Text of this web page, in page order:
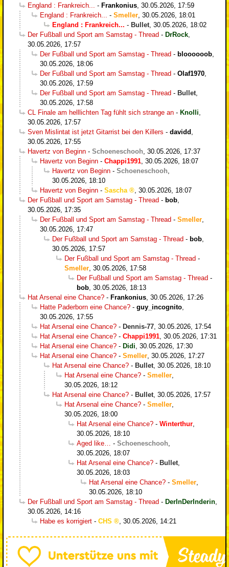
England : Frankreich...
- Frankonius 30.05.2026, 17:59
England : Frankreich...
- Smeller 30.05.2026, 18:01
England : Frankreich... - Bullet 30.05.2026, 18:02
Der Fußball und Sport am Samstag - Thread - DrRock
30.05.2026, 17:57
Der Fußball und Sport am Samstag - Thread - bloooooob
30.05.2026, 18:06
Der Fußball und Sport am Samstag - Thread - Olaf1970
30.05.2026, 17:59
Der Fußball und Sport am Samstag - Thread - Bullet
30.05.2026, 17:58
CL Finale am helllichten Tag fühlt sich strange an - Knolli
30.05.2026, 17:57
Sven Mislintat ist jetzt Gitarrist bei den Killers - davidd
30.05.2026, 17:55
Havertz von Beginn - Schoeneschooh 30.05.2026, 17:37
Havertz von Beginn - Chappi1991 30.05.2026, 18:07
Havertz von Beginn - Schoeneschooh
30.05.2026, 18:10
Havertz von Beginn - Sascha
30.05.2026, 18:07
Der Fußball und Sport am Samstag - Thread - bob
30.05.2026, 17:35
Der Fußball und Sport am Samstag - Thread - Smeller
30.05.2026, 17:47
Der Fußball und Sport am Samstag - Thread - bob
30.05.2026, 17:57
Der Fußball und Sport am Samstag - Thread -
Smeller 30.05.2026, 17:58
Der Fußball und Sport am Samstag - Thread -
bob 30.05.2026, 18:13
Hat Arsenal eine Chance? - Frankonius 30.05.2026, 17:26
Hatte Paderborn eine Chance? - guy_incognito
30.05.2026, 17:55
Hat Arsenal eine Chance? - Dennis-77 30.05.2026, 17:54
Hat Arsenal eine Chance? - Chappi1991 30.05.2026, 17:31
Hat Arsenal eine Chance? - Didi 30.05.2026, 17:30
Hat Arsenal eine Chance? - Smeller 30.05.2026, 17:27
Hat Arsenal eine Chance? - Bullet 30.05.2026, 18:10
Hat Arsenal eine Chance? - Smeller
30.05.2026, 18:12
Hat Arsenal eine Chance? - Bullet 30.05.2026, 17:57
Hat Arsenal eine Chance? - Smeller
30.05.2026, 18:00
Hat Arsenal eine Chance? - Winterthur
30.05.2026, 18:10
Aged like…
- Schoeneschooh
30.05.2026, 18:07
Hat Arsenal eine Chance? - Bullet
30.05.2026, 18:03
Hat Arsenal eine Chance? - Smeller
30.05.2026, 18:10
Der Fußball und Sport am Samstag - Thread - DerInDerInderin
30.05.2026, 14:16
Habe es korrigiert - CHS 30.05.2026, 14:21